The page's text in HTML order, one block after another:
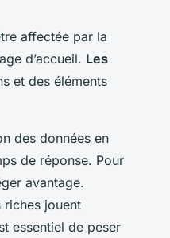
affectée par la
d’accueil. Les
et des éléments
des données en
de réponse. Pour
avantage.
riches jouent
essentiel de peser